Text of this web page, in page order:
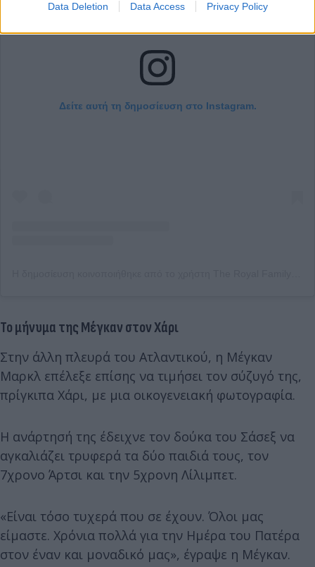
Data Deletion Data Access Privacy Policy
Δείτε αυτή τη δημοσίευση στο Instagram.
Το μήνυμα της Μέγκαν στον Χάρι
Στην άλλη πλευρά του Ατλαντικού, η Μέγκαν
Μαρκλ επέλεξε επίσης να τιμήσει τον σύζυγό της,
πρίγκιπα Χάρι, με μια οικογενειακή φωτογραφία.
Η ανάρτησή της έδειχνε τον δούκα του Σάσεξ να
αγκαλιάζει τρυφερά τα δύο παιδιά τους, τον
7χρονο Άρτσι και την 5χρονη Λίλιμπετ.
«Είναι τόσο τυχερά που σε έχουν. Όλοι μας
είμαστε. Χρόνια πολλά για την Ημέρα του Πατέρα
στον έναν και μοναδικό μας», έγραψε η Μέγκαν.